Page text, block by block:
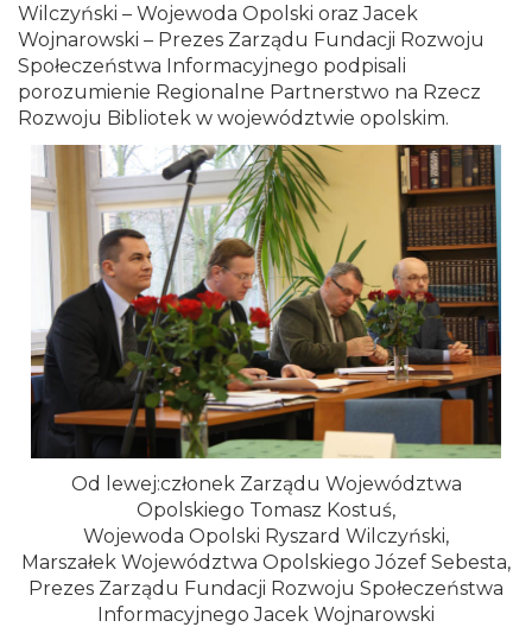
Wilczyński – Wojewoda Opolski oraz Jacek
Wojnarowski – Prezes Zarządu Fundacji Rozwoju
Społeczeństwa Informacyjnego podpisali
porozumienie Regionalne Partnerstwo na Rzecz
Rozwoju Bibliotek w województwie opolskim.
Od lewej:członek Zarządu Województwa
Opolskiego Tomasz Kostuś,
Wojewoda Opolski Ryszard Wilczyński,
Marszałek Województwa Opolskiego Józef Sebesta,
Prezes Zarządu Fundacji Rozwoju Społeczeństwa
Informacyjnego Jacek Wojnarowski